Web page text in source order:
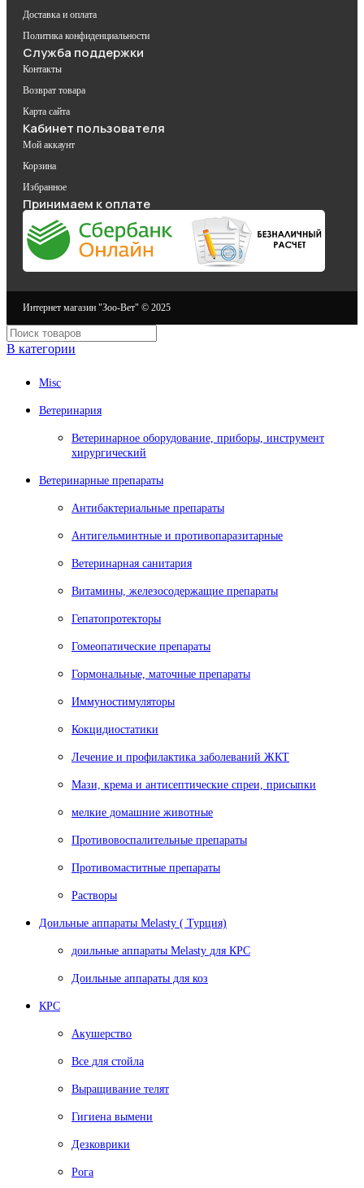
Доставка и оплата
Политика конфиденциальности
Служба поддержки
Контакты
Возврат товара
Карта сайта
Кабинет пользователя
Мой аккаунт
Корзина
Избранное
Принимаем к оплате
Интернет магазин "Зоо-Вет" © 2025
В категории
Misc
Ветеринария
Ветеринарное оборудование, приборы, инструмент
хирургический
Ветеринарные препараты
Антибактериальные препараты
Антигельминтные и противопаразитарные
Ветеринарная санитария
Витамины, железосодержащие препараты
Гепатопротекторы
Гомеопатические препараты
Гормональные, маточные препараты
Иммуностимуляторы
Кокцидиостатики
Лечение и профилактика заболеваний ЖКТ
Мази, крема и антисептические спреи, присыпки
мелкие домашние животные
Противовоспалительные препараты
Противомаститные препараты
Растворы
Доильные аппараты Melasty ( Турция)
доильные аппараты Melasty для КРС
Доильные аппараты для коз
КРС
Акушерство
Все для стойла
Выращивание телят
Гигиена вымени
Дезковрики
Рога